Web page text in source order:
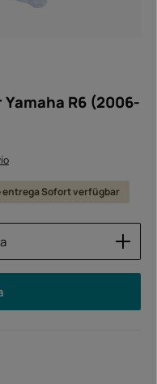
R6 (2006-
entrega Sofort verfügbar
la cantidad